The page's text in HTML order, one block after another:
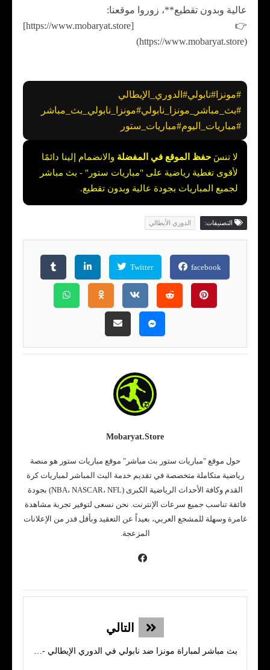
عالية وبدون تقطيع**، زوروا موقعنا:
👉 [https://www.mobaryat.store]
(https://www.mobaryat.store)
#مونزا#نابولي#الدوري_الإيطالي
#بث_مباشر_مونزا_نابولي#مونزا_نابولي_بث_مباشر
#مباريات_اليوم#مباريات_ستور
لا تنسَحفظ الموقع في المفضلة والانضمام إلينا دائمًا
لأقوى تغطية رياضية على"مباريات ستور" - بث مباشر
لجميع المباريات بجودة عالية وبدون تقطيع.
التصنيفات: الدوري الأيطالي
facebook
Twitter
Mobaryat.store
حول موقع "مباريات ستور بث مباشر" موقع مباريات ستور هو منصة
رياضية متكاملة متخصصة في تقديم خدمة البث المباشر لمباريات كرة
القدم وكافة الأحداث الرياضية الكبرى (NBA، NASCAR، NFL) بجودة
فائقة تناسب جميع سرعات الإنترنت. نحن نسعى لتوفير تجربة مشاهدة
غامرة وسهلة للمشجع العربي، بعيداً عن التعقيد وبأقل قدر من الإعلانات
المزعجة.
التالي